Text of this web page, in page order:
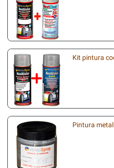
Kit pintura
Pintura